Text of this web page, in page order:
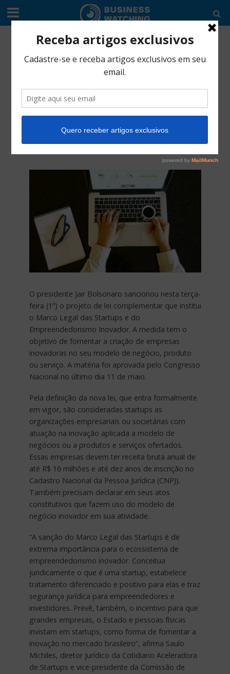
EDITORIAL• GOVERNO
Marco Legal das
startups é
sancionado e entra
em vigor
O presidente Jair Bolsonaro sancionou nesta terça-
feira (1º) o projeto de lei complementar que institui
o Marco Legal das Startups e do
Empreendedorismo Inovador. A medida tem o
objetivo de fomentar a criação de empresas
inovadoras no seu modelo de negócio, produto
ou serviço. A matéria foi aprovada pelo Congresso
Nacional no último dia 11 de maio.
Pela definição da nova lei, que entra formalmente
em vigor, são consideradas startups as
organizações empresariais ou societárias com
atuação na inovação aplicada a modelo de
negócios ou a produtos e serviços ofertados.
Essas empresas devem ter receita bruta anual de
até R$ 16 milhões e até dez anos de inscrição no
Cadastro Nacional da Pessoa Jurídica (CNPJ).
Também precisam declarar em seus atos
constitutivos que fazem uso do modelo de
negócio inovador em sua atividade.
“A sanção do Marco Legal das Startups é de
extrema importância para o ecossistema de
empreendedorismo inovador. Conceitua
juridicamente o que é uma startup, estabelece
tratamento diferenciado e positivo para elas e traz
segurança jurídica para empreendedores e
investidores. Prevê, também, o incentivo para que
grandes empresas, o Estado e pessoas físicas
invistam em startups, como forma de fomentar a
inovação no mercado brasileiro”, afirma Saulo
Michiles, diretor jurídico da Cotidiano Aceleradora
de Startups e vice-presidente da Comissão de